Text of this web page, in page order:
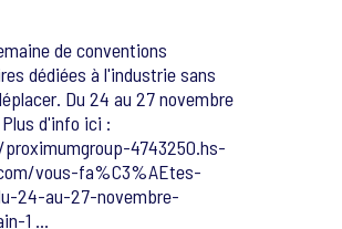
de conventions
dédiées à l'industrie sans
Du 24 au 27 novembre
d'info ici :
4743250.hs-
vous-fa%C3%AEtes-
24-au-27-novembre-
1 ...